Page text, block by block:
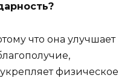
что она улучшает
физическое